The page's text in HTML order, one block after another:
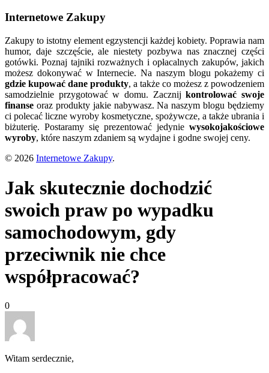
Internetowe Zakupy
Zakupy to istotny element egzystencji każdej kobiety. Poprawia nam
humor, daje szczęście, ale niestety pozbywa nas znacznej części
gotówki. Poznaj tajniki rozważnych i opłacalnych zakupów, jakich
możesz dokonywać w Internecie. Na naszym blogu pokażemy ci
gdzie kupować dane produkty, a także co możesz z powodzeniem
samodzielnie przygotować w domu. Zacznijkontrolować swoje
finanse oraz produkty jakie nabywasz. Na naszym blogu będziemy
ci polecać liczne wyroby kosmetyczne, spożywcze, a także ubrania i
biżuterię. Postaramy się prezentować jedynie wysokojakościowe
wyroby, które naszym zdaniem są wydajne i godne swojej ceny.
© 2026 Internetowe Zakupy.
Jak skutecznie dochodzić
swoich praw po wypadku
samochodowym, gdy
przeciwnik nie chce
współpracować?
0
Witam serdecznie,